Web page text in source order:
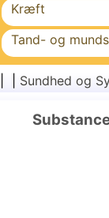
Kræft
Tand- og
Familiesundhed
Sundhed og